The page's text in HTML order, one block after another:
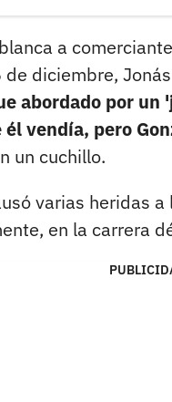
a
diciembre,
abordado por un
vendía, pero
un cuchillo.
varias heridas
en la carrera